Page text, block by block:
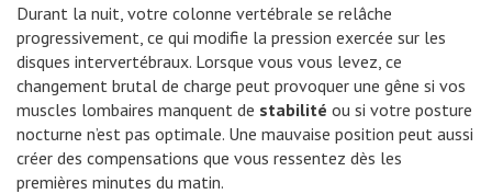
Durant la nuit, votre colonne vertébrale se relâche
progressivement, ce qui modifie la pression exercée sur les
disques intervertébraux. Lorsque vous vous levez, ce
changement brutal de charge peut provoquer une gêne si vos
muscles lombaires manquent de stabilité ou si votre posture
nocturne n’est pas optimale. Une mauvaise position peut aussi
créer des compensations que vous ressentez dès les
premières minutes du matin.